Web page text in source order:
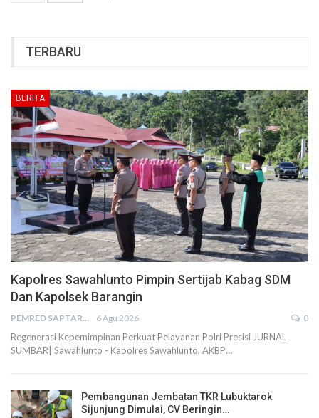
TERBARU
BERITA
Kapolres Sawahlunto Pimpin Sertijab Kabag SDM
Dan Kapolsek Barangin
PEMRED SAPTARIUS 6 Agu 2026 0
Regenerasi Kepemimpinan Perkuat Pelayanan Polri Presisi JURNAL
SUMBAR| Sawahlunto - Kapolres Sawahlunto, AKBP…
Pembangunan Jembatan TKR Lubuktarok
Sijunjung Dimulai, CV Beringin…